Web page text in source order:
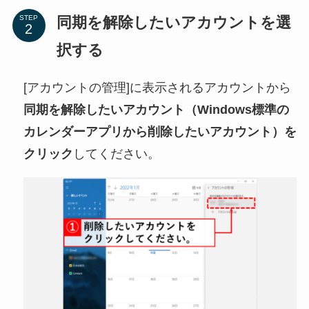
STEP
同期を解除したいアカウントを選
択する
[アカウントの管理]に表示されるアカウントから
同期を解除したいアカウント（Windows標準の
カレンダーアプリから削除したいアカウント）を
クリック してください。